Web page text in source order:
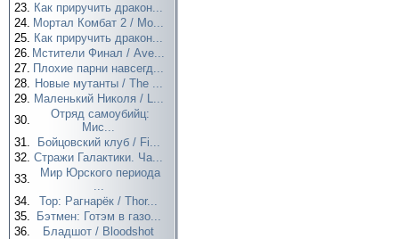
23. Как приручить дракон...
24. Мортал Комбат 2 / Mo...
25. Как приручить дракон...
26. Мстители Финал / Ave...
27. Плохие парни навсегд...
28. Новые мутанты / The ...
29. Маленький Николя / L...
30.
Отряд самоубийц:
Мис...
31.
Бойцовский клуб / Fi...
32. Стражи Галактики. Ча...
33.
Мир Юрского периода
...
34.
Тор: Рагнарёк / Thor...
35.
Бэтмен: Готэм в газо...
36.
Бладшот / Bloodshot